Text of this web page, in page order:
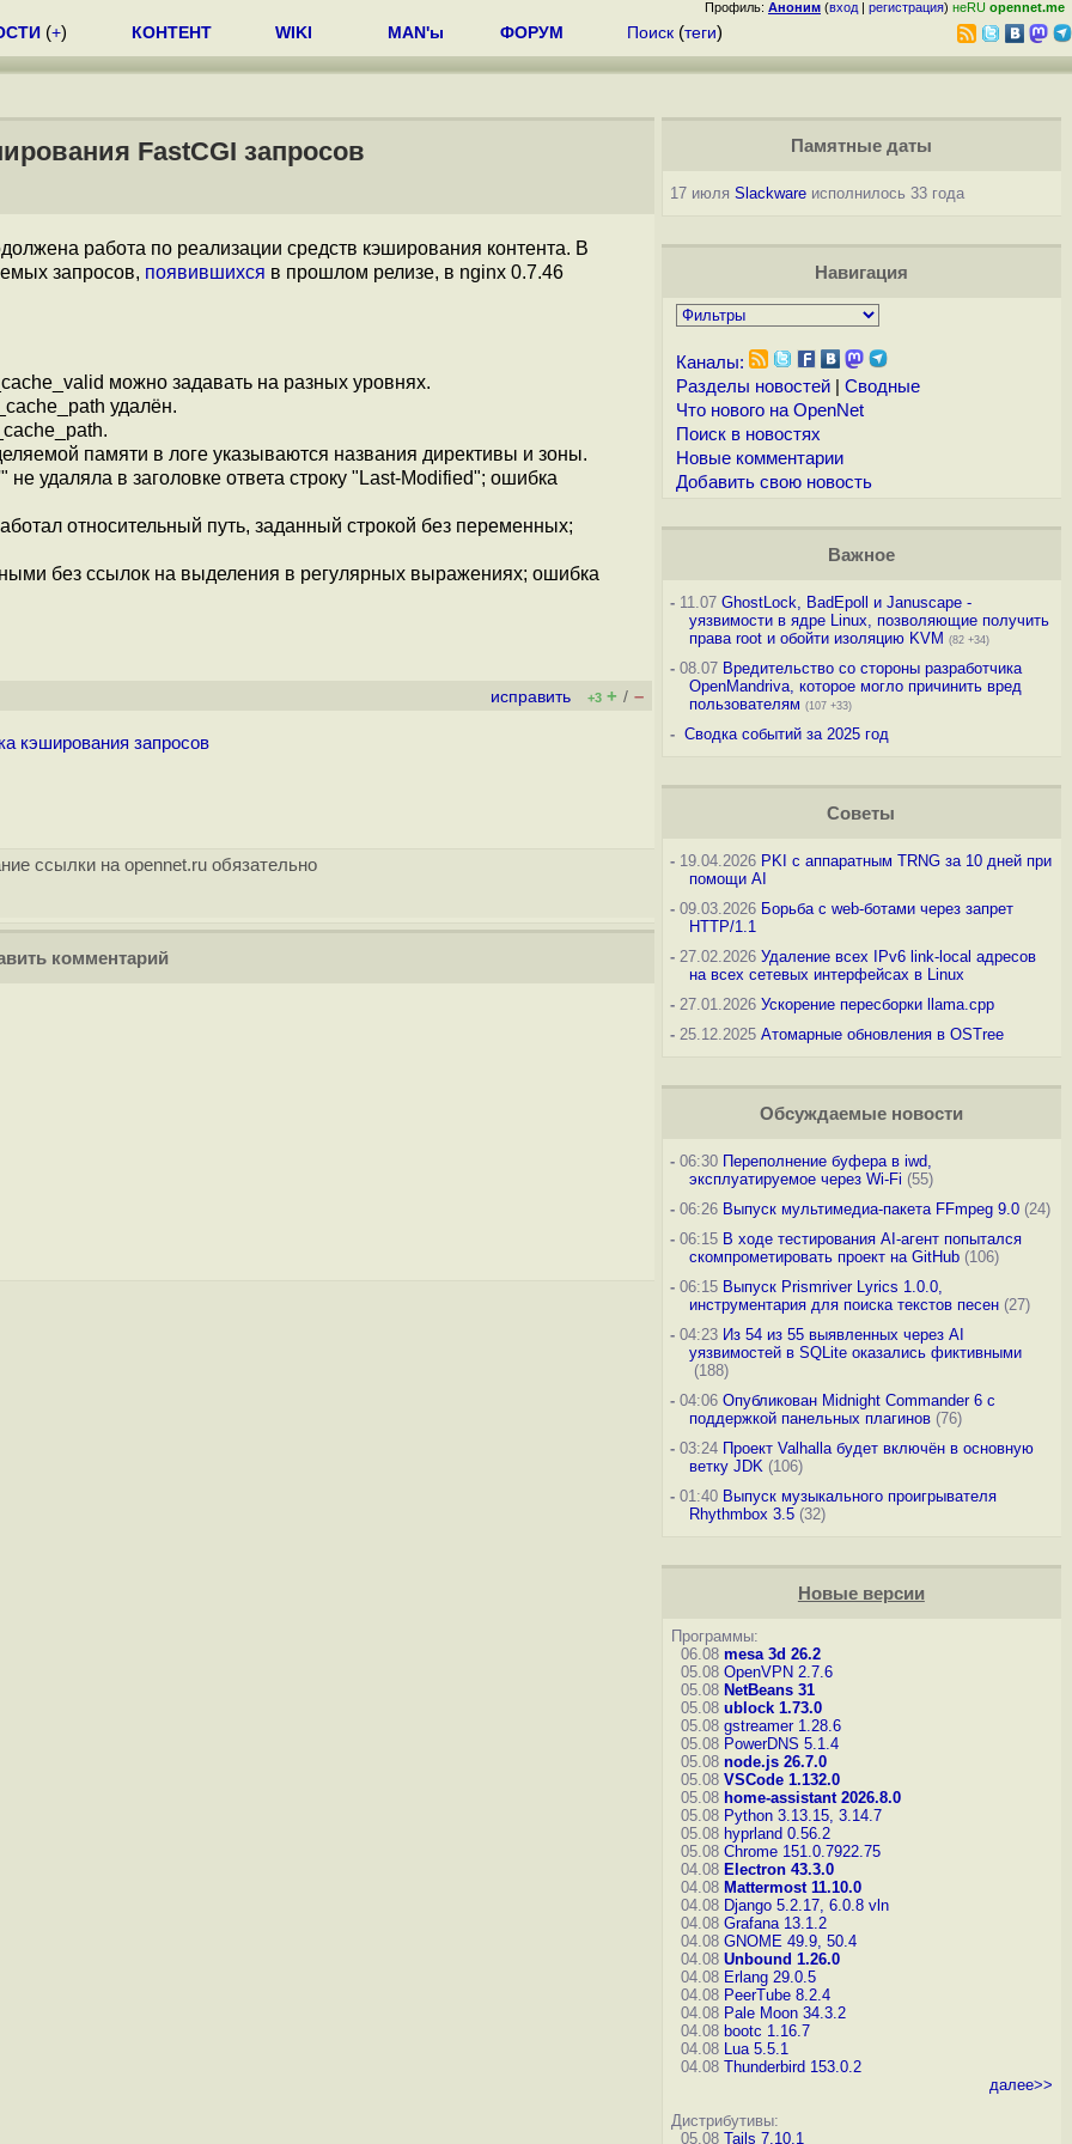
Профиль: Аноним (вход | регистрация) неRU opennet.me
(+) КОНТЕНТ WIKI MAN'ы ФОРУМ Поиск (теги)
FastCGI запросов
работа по реализации средств кэширования контента. В
запросов, появившихся в прошлом релизе, в nginx 0.7.46
можно задавать на разных уровнях.
удалён.
памяти в логе указываются названия директивы и зоны.
удаляла в заголовке ответа строку "Last-Modified"; ошибка
относительный путь, заданный строкой без переменных;
без ссылок на выделения в регулярных выражениях; ошибка
исправить +3 + / –
кэширования запросов
ссылки на opennet.ru обязательно
комментарий
Памятные даты
17 июля Slackwareисполнилось 33 года
Навигация
Каналы:
Разделы новостей| Сводные
Что нового на OpenNet
Поиск в новостях
Новые комментарии
Добавить свою новость
Важное
-11.07 GhostLock, BadEpoll и Januscape -
уязвимости в ядре Linux, позволяющие получить
права root и обойти изоляцию KVM (82 +34)
-08.07 Вредительство со стороны разработчика
OpenMandriva, которое могло причинить вред
пользователям (107 +33)
- Сводка событий за 2025 год
Советы
-19.04.2026 PKI с аппаратным TRNG за 10 дней при
помощи AI
-09.03.2026 Борьба с web-ботами через запрет
HTTP/1.1
-27.02.2026 Удаление всех IPv6 link-local адресов
на всех сетевых интерфейсах в Linux
-27.01.2026 Ускорение пересборки llama.cpp
-25.12.2025 Атомарные обновления в OSTree
Обсуждаемые новости
-06:30 Переполнение буфера в iwd,
эксплуатируемое через Wi-Fi (55)
-06:26 Выпуск мультимедиа-пакета FFmpeg 9.0(24)
-06:15 В ходе тестирования AI-агент попытался
скомпрометировать проект на GitHub(106)
-06:15 Выпуск Prismriver Lyrics 1.0.0,
инструментария для поиска текстов песен(27)
-04:23 Из 54 из 55 выявленных через AI
уязвимостей в SQLite оказались фиктивными
(188)
-04:06 Опубликован Midnight Commander 6 c
поддержкой панельных плагинов(76)
-03:24 Проект Valhalla будет включён в основную
ветку JDK(106)
-01:40 Выпуск музыкального проигрывателя
Rhythmbox 3.5(32)
Новые версии
Программы:
06.08 mesa 3d 26.2
05.08 OpenVPN 2.7.6
05.08 NetBeans 31
05.08 ublock 1.73.0
05.08 gstreamer 1.28.6
05.08 PowerDNS 5.1.4
05.08 node.js 26.7.0
05.08 VSCode 1.132.0
05.08 home-assistant 2026.8.0
05.08 Python 3.13.15, 3.14.7
05.08 hyprland 0.56.2
05.08 Chrome 151.0.7922.75
04.08 Electron 43.3.0
04.08 Mattermost 11.10.0
04.08 Django 5.2.17, 6.0.8 vln
04.08 Grafana 13.1.2
04.08 GNOME 49.9, 50.4
04.08 Unbound 1.26.0
04.08 Erlang 29.0.5
04.08 PeerTube 8.2.4
04.08 Pale Moon 34.3.2
04.08 bootc 1.16.7
04.08 Lua 5.5.1
04.08 Thunderbird 153.0.2
далее>>
Дистрибутивы:
05.08 Tails 7.10.1